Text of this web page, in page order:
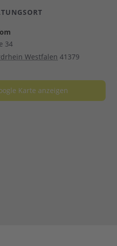
34
Westfalen 41379
Karte anzeigen